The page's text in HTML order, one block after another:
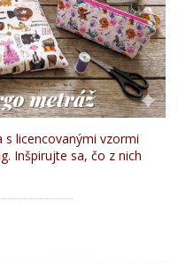
s licencovanými vzormi
Inšpirujte sa, čo z nich